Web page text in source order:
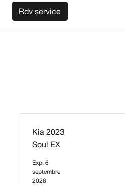
VOTRE BAIL ! CLIQUEZ ICI
4356 Boul Métropolitain E,
Rdv service
Kia 2023
Soul EX
Exp. 6
septembre
2026